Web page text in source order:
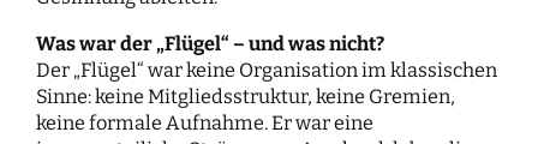
Was war der „Flügel“ – und was nicht?
Der „Flügel“ war keine Organisation im klassischen
Sinne: keine Mitgliedsstruktur, keine Gremien,
keine formale Aufnahme. Er war eine